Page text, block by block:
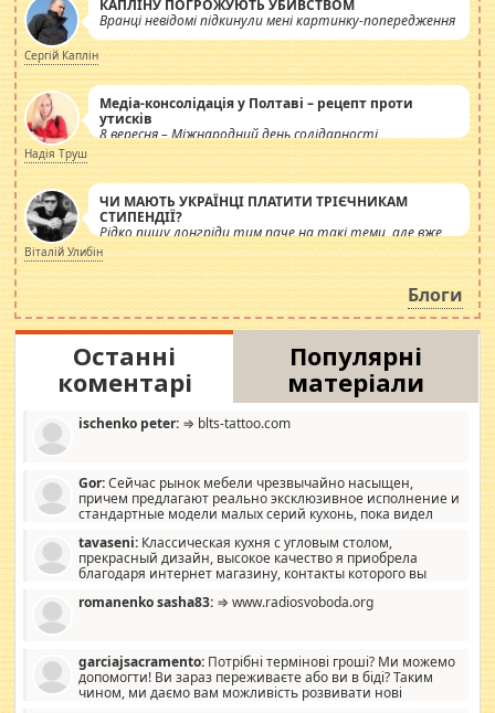
КАПЛІНУ ПОГРОЖУЮТЬ УБИВСТВОМ
Вранці невідомі підкинули мені картинку-попередження
Сергій Каплін
Медіа-консолідація у Полтаві – рецепт проти
утисків
8 вересня – Міжнародний день солідарності
журналістів.
Надія Труш
ЧИ МАЮТЬ УКРАЇНЦІ ПЛАТИТИ ТРІЄЧНИКАМ
СТИПЕНДІЇ?
Рідко пишу лонгріди тим паче на такі теми, але вже
просто дістало! Обурюють сьогоднішні інсенуації
навколо стипендіального питання. Штучно
роздувається ще одна соціальна катастрофа.
Віталій Улибін
Блоги
Останні
коментарі
Популярні
матеріали
ischenko peter: ⇒ blts-tattoo.com
Gor:Сейчас рынок мебели чрезвычайно насыщен,
причем предлагают реально эксклюзивное исполнение и
стандартные модели малых серий кухонь, пока видел
стандартные формы, в MebelOk, креативненько и что главное -
со вкусом все в порядке, без ненужных наворотов удорожающих
мебель, а это не последний фактор.
tavaseni: Классическая кухня с угловым столом,
прекрасный дизайн, высокое качество я приобрела
благодаря интернет магазину, контакты которого вы
romanenko sasha83: ⇒ www.radiosvoboda.org
garciajsacramento: Потрібні термінові гроші? Ми можемо
допомогти! Ви зараз переживаєте або ви в біді? Таким
чином, ми даємо вам можливість розвивати нові